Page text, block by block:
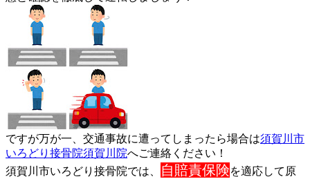
ですが万が一、交通事故に遭ってしまったら場合は須賀川市
いろどり接骨院須賀川院へご連絡ください！
須賀川市いろどり接骨院では、
自賠責保険を適応して原